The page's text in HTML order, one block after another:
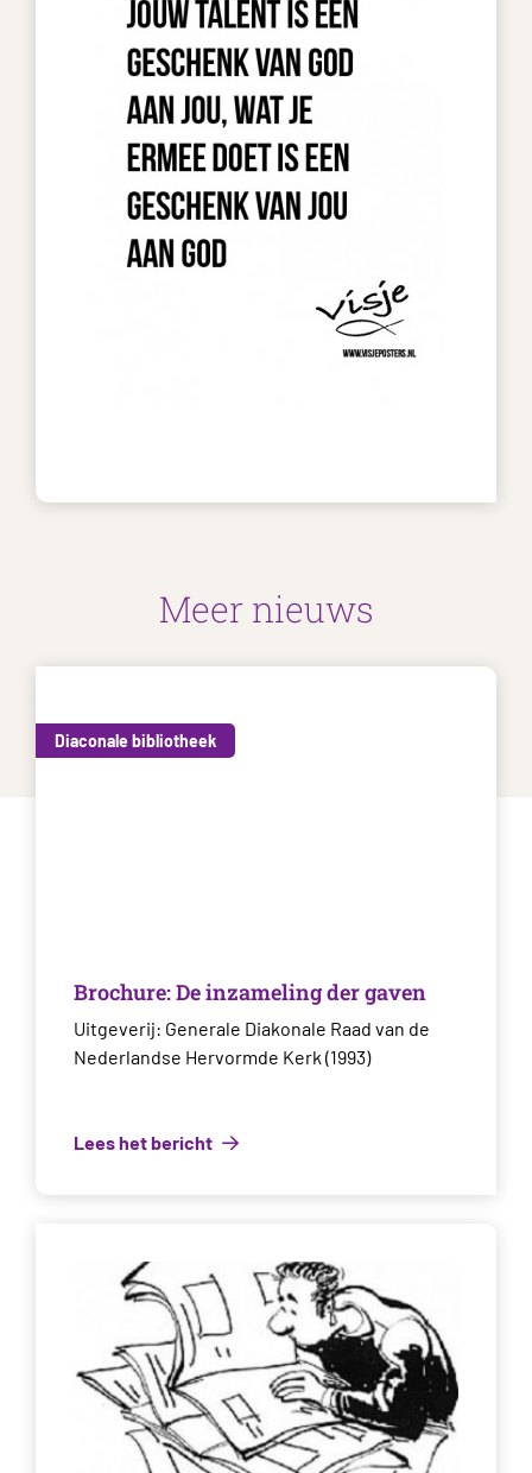
Meer nieuws
Diaconale bibliotheek
Brochure: De inzameling der gaven
Uitgeverij: Generale Diakonale Raad van de
Nederlandse Hervormde Kerk (1993)
Lees het bericht